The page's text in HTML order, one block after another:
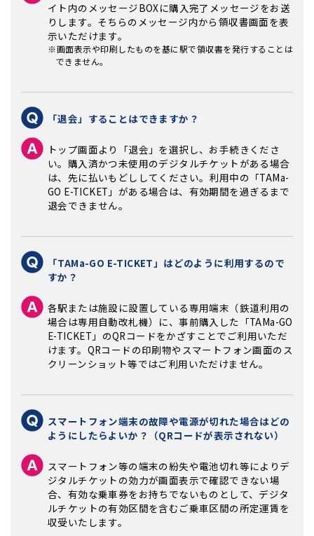
イト内のメッセージBOXに購入完了メッセージをお送
りします。そちらのメッセージ内から領収書画面を表
示いただけます。
※画面表示や印刷したものを基に駅で領収書を発行することは
できません。
「退会」することはできますか？
トップ画面より「退会」を選択し、お手続きくださ
い。購入済かつ未使用のデジタルチケットがある場合
は、先に払いもどししてください。利用中の「TAMa-
GO E-TICKET」がある場合は、有効期間を過ぎるまで
退会できません。
「TAMa-GO E-TICKET」はどのように利用するので
すか？
各駅または施設に設置している専用端末（鉄道利用の
場合は専用自動改札機）に、事前購入した「TAMa-GO
E-TICKET」のQRコードをかざすことでご利用いただ
けます。QRコードの印刷物やスマートフォン画面のス
クリーンショット等ではご利用いただけません。
スマートフォン端末の故障や電源が切れた場合はどの
ようにしたらよいか？（QRコードが表示されない）
スマートフォン等の端末の紛失や電池切れ等によりデ
ジタルチケットの効力が画面表示で確認できない場
合、有効な乗車券をお持ちでないものとして、デジタ
ルチケットの有効区間を含むご乗車区間の所定運賃を
収受いたします。